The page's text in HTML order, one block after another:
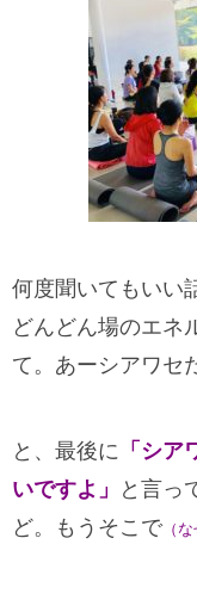
何度聞いてもいい
どんどん場のエネ
て。あーシアワセ
と、最後に 「シ
いですよ」
と言っ
ど。もうそこで（な